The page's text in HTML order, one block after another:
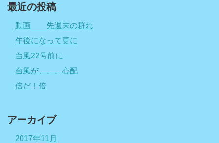
最近の投稿
動画 先週末の群れ
午後になって更に
台風22号前に
台風が、、、心配
倍だ！倍
アーカイブ
2017年11月